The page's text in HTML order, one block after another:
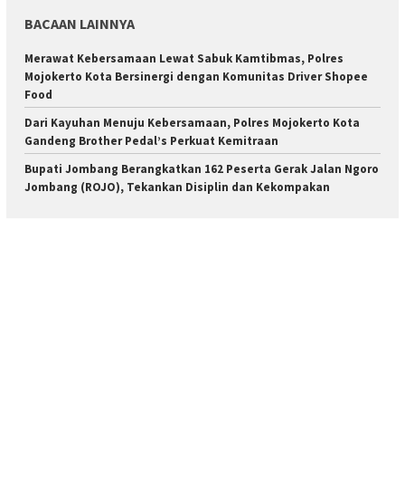
BACAAN LAINNYA
Merawat Kebersamaan Lewat Sabuk Kamtibmas, Polres
Mojokerto Kota Bersinergi dengan Komunitas Driver Shopee
Food
Dari Kayuhan Menuju Kebersamaan, Polres Mojokerto Kota
Gandeng Brother Pedal’s Perkuat Kemitraan
Bupati Jombang Berangkatkan 162 Peserta Gerak Jalan Ngoro
Jombang (ROJO), Tekankan Disiplin dan Kekompakan